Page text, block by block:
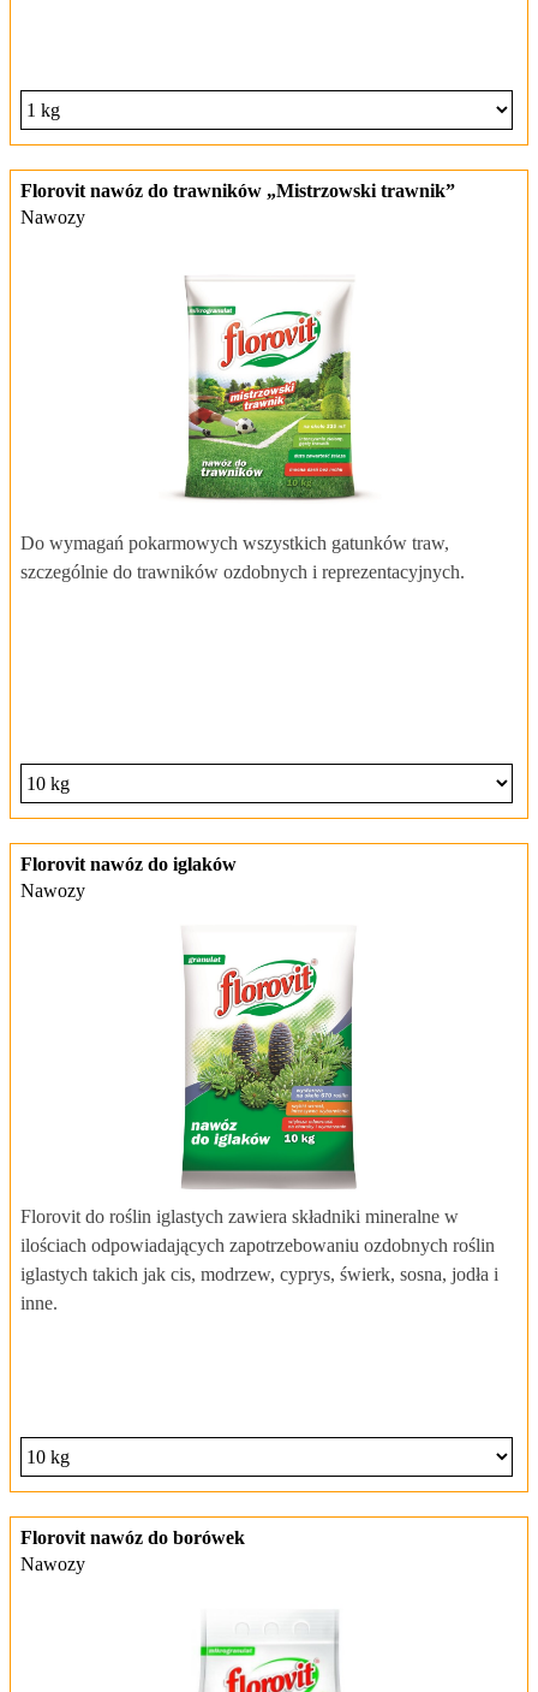
Florovit nawóz do trawników „Mistrzowski trawnik”
Nawozy
Do wymagań pokarmowych wszystkich gatunków traw,
szczególnie do trawników ozdobnych i reprezentacyjnych.
Florovit nawóz do iglaków
Nawozy
Florovit do roślin iglastych zawiera składniki mineralne w
ilościach odpowiadających zapotrzebowaniu ozdobnych roślin
iglastych takich jak cis, modrzew, cyprys, świerk, sosna, jodła i
inne.
Florovit nawóz do borówek
Nawozy